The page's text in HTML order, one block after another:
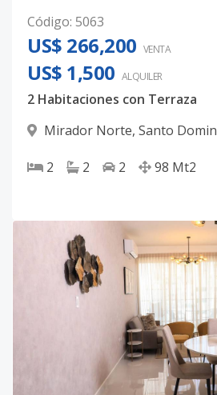
Código: 5063
US$ 266,200 VENTA
US$ 1,500 ALQUILER
2 Habitaciones con Terraza
Mirador Norte, Santo
2 2 2 98 Mt2